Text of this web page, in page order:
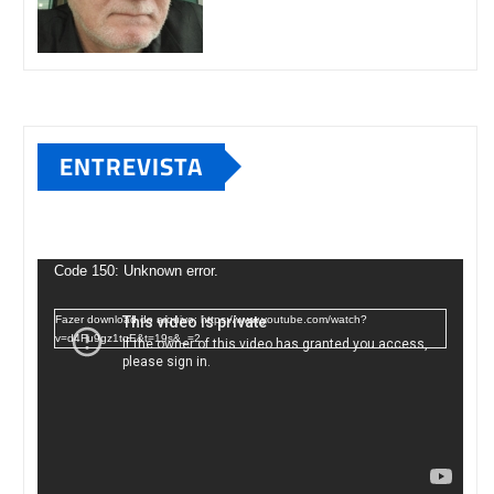
ENTREVISTA
deCode 150: Unknown error.
Fazer download do arquivo: https://www.youtube.com/watch?
v=d4Fu9gz1tqE&t=19s&_=2